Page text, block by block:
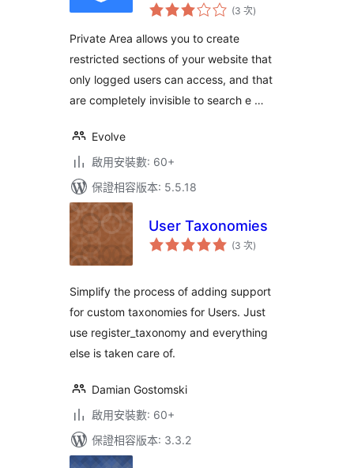
(3 次評
分)
Private Area allows you to create
restricted sections of your website that
only logged users can access, and that
are completely invisible to search e …
Evolve
啟用安裝數: 60+
保證相容版本: 5.5.18
User Taxonomies
(3 次評
分)
Simplify the process of adding support
for custom taxonomies for Users. Just
use register_taxonomy and everything
else is taken care of.
Damian Gostomski
啟用安裝數: 60+
保證相容版本: 3.3.2